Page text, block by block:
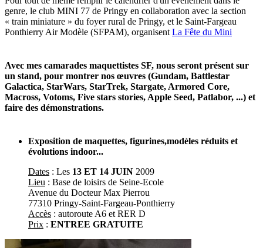
genre, le club MINI 77 de Pringy en collaboration avec la section
« train miniature » du foyer rural de Pringy, et le Saint-Fargeau
Ponthierry Air Modèle (SFPAM), organisent La Fête du Mini
Avec mes camarades maquettistes SF, nous seront présent sur
un stand, pour montrer nos œuvres (Gundam, Battlestar
Galactica, StarWars, StarTrek, Stargate, Armored Core,
Macross, Votoms, Five stars stories, Apple Seed, Patlabor, ...) et
faire des démonstrations.
Exposition de maquettes, figurines,modèles réduits et
évolutions indoor...
Dates : Les 13 ET 14 JUIN 2009
Lieu : Base de loisirs de Seine-Ecole
Avenue du Docteur Max Pierrou
77310 Pringy-Saint-Fargeau-Ponthierry
Accès : autoroute A6 et RER D
Prix : ENTREE GRATUITE